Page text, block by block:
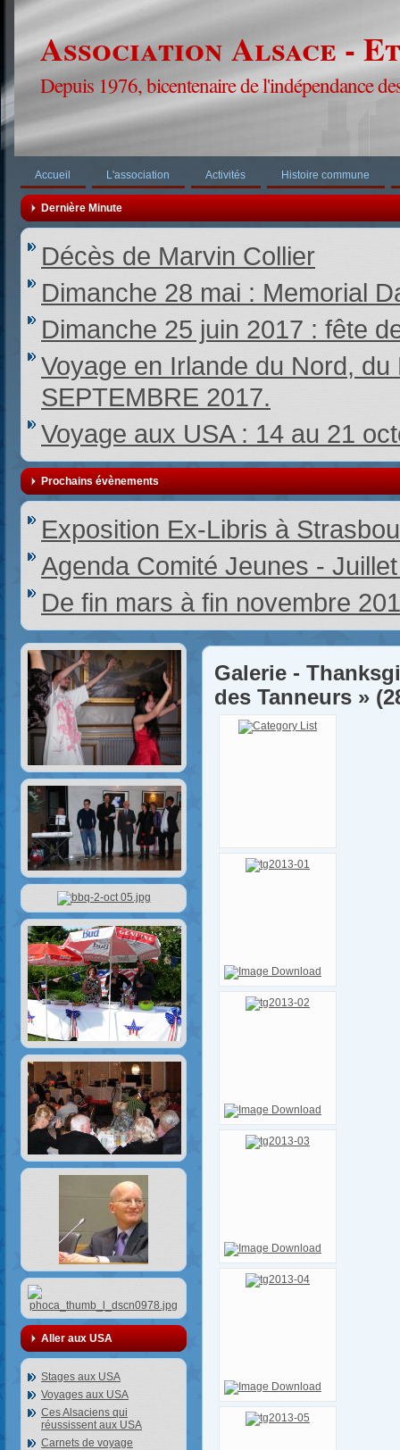
Association Alsace -
Depuis 1976, bicentenaire de l'indépendance
Accueil L'association Activités Histoire commune
Dernière Minute
Décès de Marvin Collier
Dimanche 28 mai : Memorial
Dimanche 25 juin 2017 : fête
Voyage en Irlande du Nord,
SEPTEMBRE 2017.
Voyage aux USA : 14 au 21
Prochains évènements
Exposition Ex-Libris à
Agenda Comité Jeunes -
De fin mars à fin novembre
Aller aux USA
Stages aux USA
Voyages aux USA
Ces Alsaciens qui
réussissent aux USA
Carnets de voyage
Galerie -
des Tanneurs »